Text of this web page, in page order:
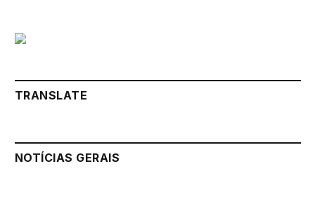
TRANSLATE
NOTÍCIAS GERAIS